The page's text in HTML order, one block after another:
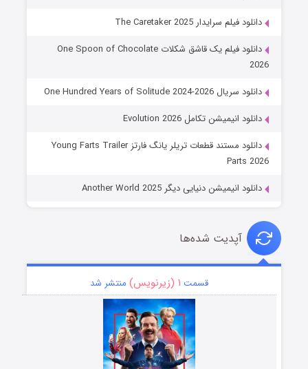
دانلود فیلم سرایدار The Caretaker 2025
دانلود فیلم یک قاشق شکلات One Spoon of Chocolate
2026
دانلود سریال One Hundred Years of Solitude 2024-2026
دانلود انیمیشن تکامل Evolution 2026
دانلود مستند قطعات تریلر یانگ فارتز Young Farts Trailer
Parts 2026
دانلود انیمیشن دنیایی دیگر Another World 2025
آپدیت شده‌ها
قسمت ۱ (زیرنویس) منتشر شد